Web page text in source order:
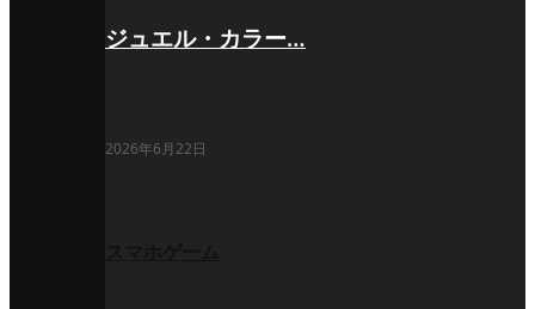
ジュエル・カラー…
2026年6月22日